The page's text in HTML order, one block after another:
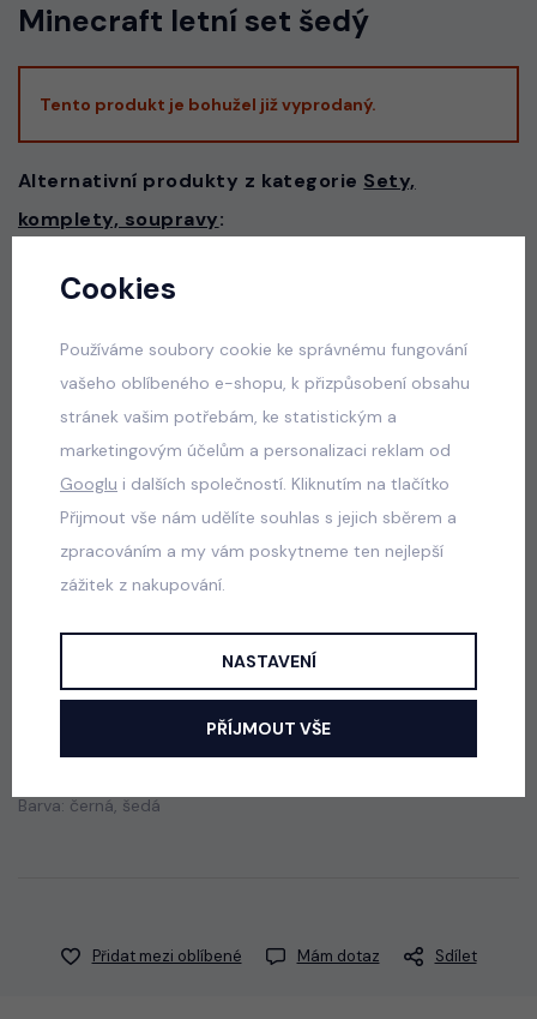
Minecraft letní set šedý
Tento produkt je bohužel již vyprodaný.
Alternativní produkty z kategorie Sety,
komplety, soupravy:
skladem
395 Kč
Army streetwear komplet
skladem
290 Kč
Jak vybrat správnou velikost?
Chlapecká pohodlná souprava: triko + kraťasy.
Barva: černá, šedá
Přidat mezi oblíbené Mám dotaz Sdílet
Cookies
Používáme soubory cookie ke správnému fungování
vašeho oblíbeného e-shopu, k přizpůsobení obsahu
stránek vašim potřebám, ke statistickým a
marketingovým účelům a personalizaci reklam od
Googlu i dalších společností. Kliknutím na tlačítko
Přijmout vše nám udělíte souhlas s jejich sběrem a
zpracováním a my vám poskytneme ten nejlepší
zážitek z nakupování.
NASTAVENÍ
PŘÍJMOUT VŠE